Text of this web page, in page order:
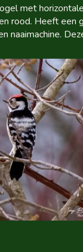
met
rood. Heeft een